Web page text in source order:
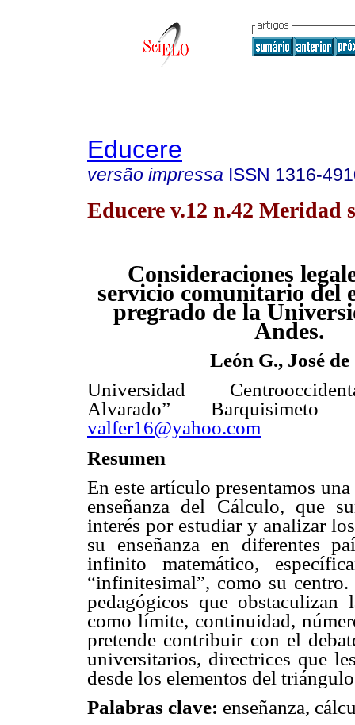
Educere
versão impressa ISSN 1316-
Educere v.12 n.42 Meridad
Consideraciones
servicio comunitario del
pregrado de la
Andes.
León G., José de
Universidad
Alvarado” Barquisimeto
valfer16@yahoo.com
Resumen
En este artículo presentamos
enseñanza del Cálculo, que
interés por estudiar y analizar
su enseñanza en diferentes
infinito matemático,
“infinitesimal”, como su
pedagógicos que
como límite, continuidad,
pretende contribuir con el
universitarios, directrices que
desde los elementos del
Palabras clave: enseñanza,